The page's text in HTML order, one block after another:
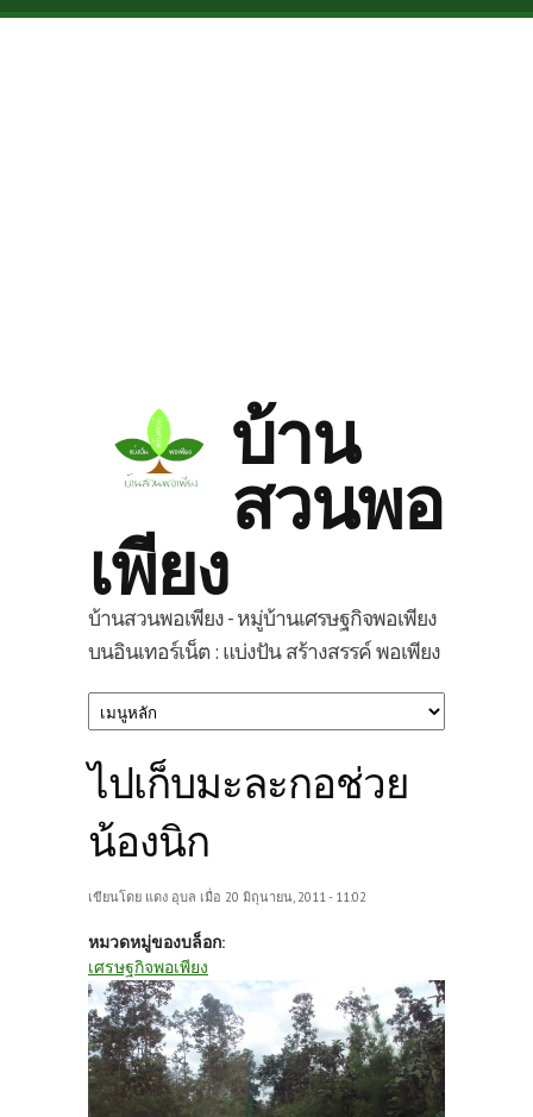
Skip to main content
บ้าน
สวนพอ
เพียง
บ้านสวนพอเพียง - หมู่บ้านเศรษฐกิจพอเพียง
บนอินเทอร์เน็ต : แบ่งปัน สร้างสรรค์ พอเพียง
ไปเก็บมะละกอช่วย
น้องนิก
เขียนโดย แดง อุบล เมื่อ 20 มิถุนายน, 2011 - 11:02
หมวดหมู่ของบล็อก:
เศรษฐกิจพอเพียง